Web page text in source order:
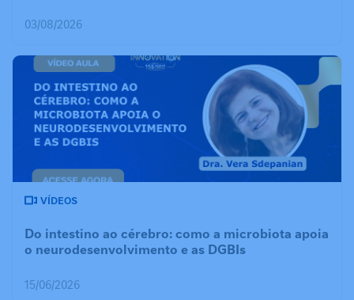
03/08/2026
VÍDEOS
Do intestino ao cérebro: como a microbiota apoia
o neurodesenvolvimento e as DGBIs
15/06/2026